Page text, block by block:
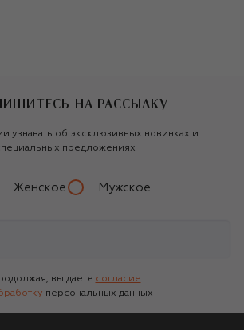
НА РАССЫЛКУ
узнавать об эксклюзивных новинках и
предложениях
Женское Мужское
вы даете согласие
персональных данных